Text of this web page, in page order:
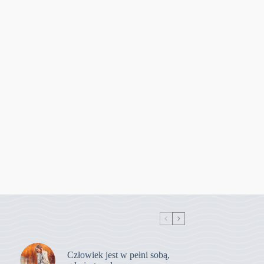
Człowiek jest w pełni sobą,